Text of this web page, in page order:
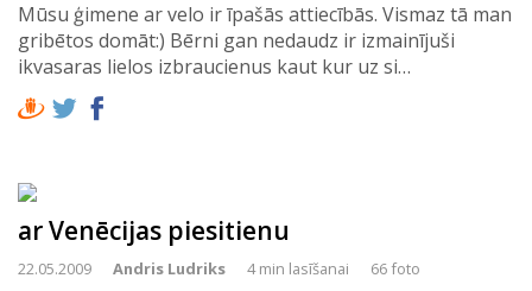
Mūsu ģimene ar velo ir īpašās attiecībās. Vismaz tā man
gribētos domāt:) Bērni gan nedaudz ir izmainījuši
ikvasaras lielos izbraucienus kaut kur uz si…
ar Venēcijas piesitienu
22.05.2009 Andris Ludriks 4 min lasīšanai 66 foto